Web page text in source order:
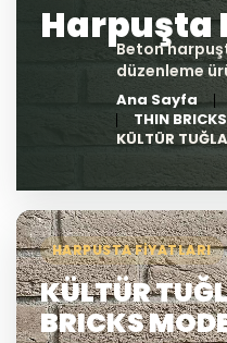
Ana Sayfa
THIN BRICKS
KÜLTÜR
HARPUSTA FIYATLARI
KÜLTÜR
BRICKS